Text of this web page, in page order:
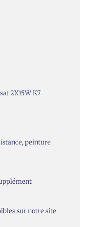
2X15W K7
peinture
sur notre site